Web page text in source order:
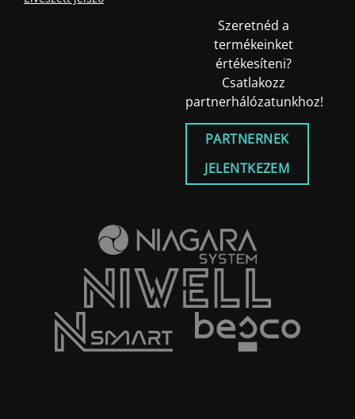
Szeretnéd a
termékeinket
értékesíteni?
Csatlakozz
partnerhálózatunkhoz!
PARTNERNEK
JELENTKEZEM